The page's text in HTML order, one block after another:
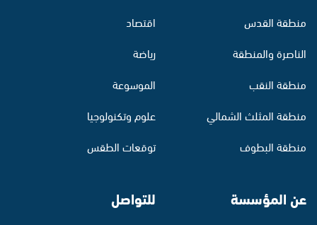
منطقة القدس
الناصرة والمنطقة
منطقة النقب
منطقة المثلث الشمالي
منطقة البطوف
اقتصاد
رياضة
الموسوعة
علوم وتكنولوجيا
توقعات الطقس
عن المؤسسة للتواصل